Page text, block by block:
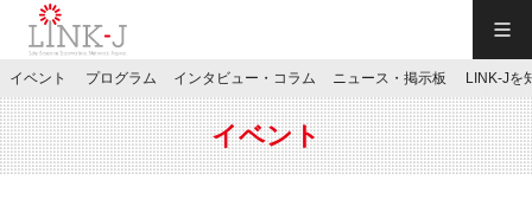
JP／EN
イベント プログラム インタビュー・コラム ニュース・掲示板 LINK-Jを
イベント